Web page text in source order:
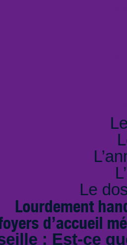
Le
Lourdement
d’accueil
: Est-ce